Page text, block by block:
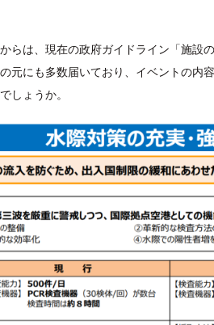
らは、現在の政府ガイドライン「施設
元にも多数届いており、イベントの内
しょうか。